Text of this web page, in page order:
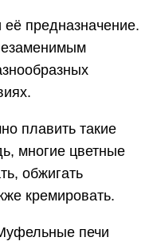
предназначение.
плавить такие
многие цветные
обжигать
кремировать.
печи